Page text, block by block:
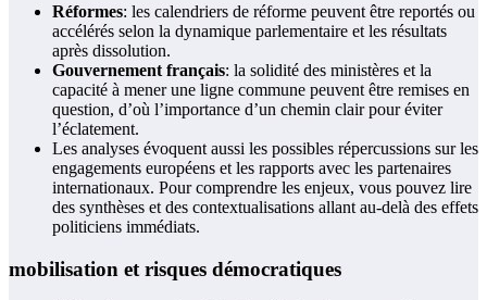
Réformes: les calendriers de réforme peuvent être reportés ou
accélérés selon la dynamique parlementaire et les résultats
après dissolution.
Gouvernement français: la solidité des ministères et la
capacité à mener une ligne commune peuvent être remises en
question, d’où l’importance d’un chemin clair pour éviter
l’éclatement.
Les analyses évoquent aussi les possibles répercussions sur les
engagements européens et les rapports avec les partenaires
internationaux. Pour comprendre les enjeux, vous pouvez lire
des synthèses et des contextualisations allant au-delà des effets
politiciens immédiats.
mobilisation et risques démocratiques